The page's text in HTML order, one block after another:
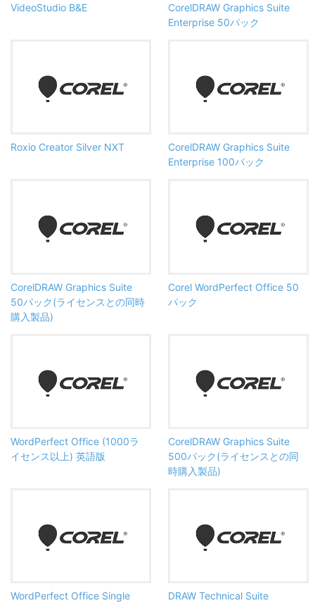
VideoStudio B&E
CorelDRAW Graphics Suite
Enterprise 50パック
Roxio Creator Silver NXT
CorelDRAW Graphics Suite
Enterprise 100パック
CorelDRAW Graphics Suite
50パック(ライセンスとの同時
購入製品)
Corel WordPerfect Office 50
パック
WordPerfect Office (1000ラ
イセンス以上) 英語版
CorelDRAW Graphics Suite
500パック(ライセンスとの同
時購入製品)
WordPerfect Office Single
DRAW Technical Suite